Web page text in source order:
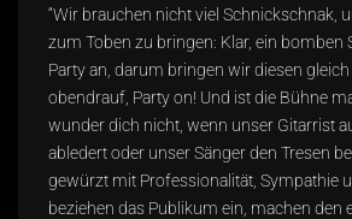
“Wir brauchen nicht viel Schnickschnak,
zum Toben zu bringen: Klar, ein bomben
Party an, darum bringen wir diesen
obendrauf, Party on! Und ist die Bühne
wunder dich nicht, wenn unser Gitarrist
abledert oder unser Sänger den Tresen
gewürzt mit Professionalität, Sympathie
beziehen das Publikum ein, machen den